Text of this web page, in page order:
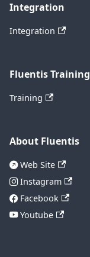
Integration
Integration
Fluentis Training
Training
About Fluentis
Web Site
Instagram
Facebook
Youtube